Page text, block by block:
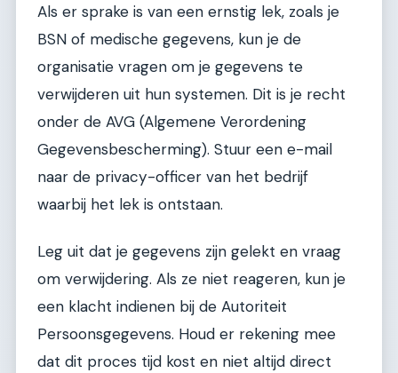
Als er sprake is van een ernstig lek, zoals je
BSN of medische gegevens, kun je de
organisatie vragen om je gegevens te
verwijderen uit hun systemen. Dit is je recht
onder de AVG (Algemene Verordening
Gegevensbescherming). Stuur een e-mail
naar de privacy-officer van het bedrijf
waarbij het lek is ontstaan.
Leg uit dat je gegevens zijn gelekt en vraag
om verwijdering. Als ze niet reageren, kun je
een klacht indienen bij de Autoriteit
Persoonsgegevens. Houd er rekening mee
dat dit proces tijd kost en niet altijd direct